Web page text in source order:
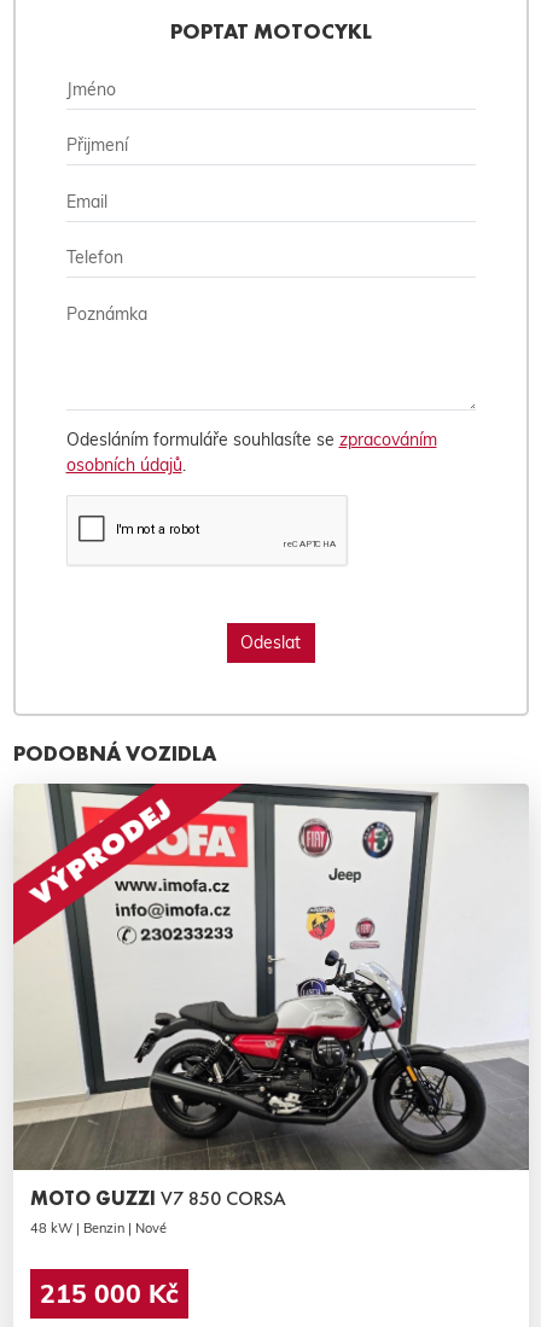
POPTAT MOTOCYKL
Odesláním formuláře souhlasíte se zpracováním
osobních údajů.
PODOBNÁ VOZIDLA
MOTO GUZZI V7 850 CORSA
48 kW | Benzin | Nové
215 000 Kč